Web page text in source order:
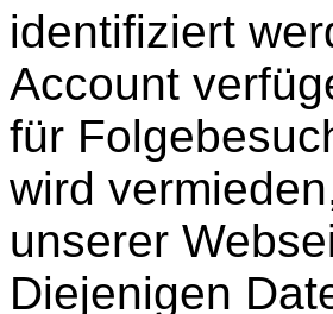
identifiziert
Account
für
wird
unserer
Diejenigen